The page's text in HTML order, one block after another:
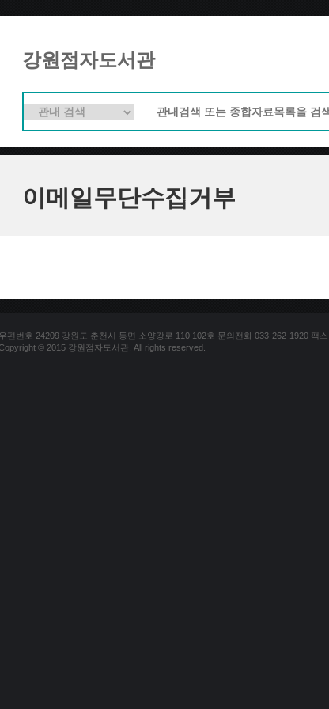
강원점자도서관
이메일무단수집거부
우편번호 24209 강원도 춘천시 동면 소양강로 110 102호 문의전화 033-262-1920 팩
© 2015 강원점자도서관. All rights reserved.